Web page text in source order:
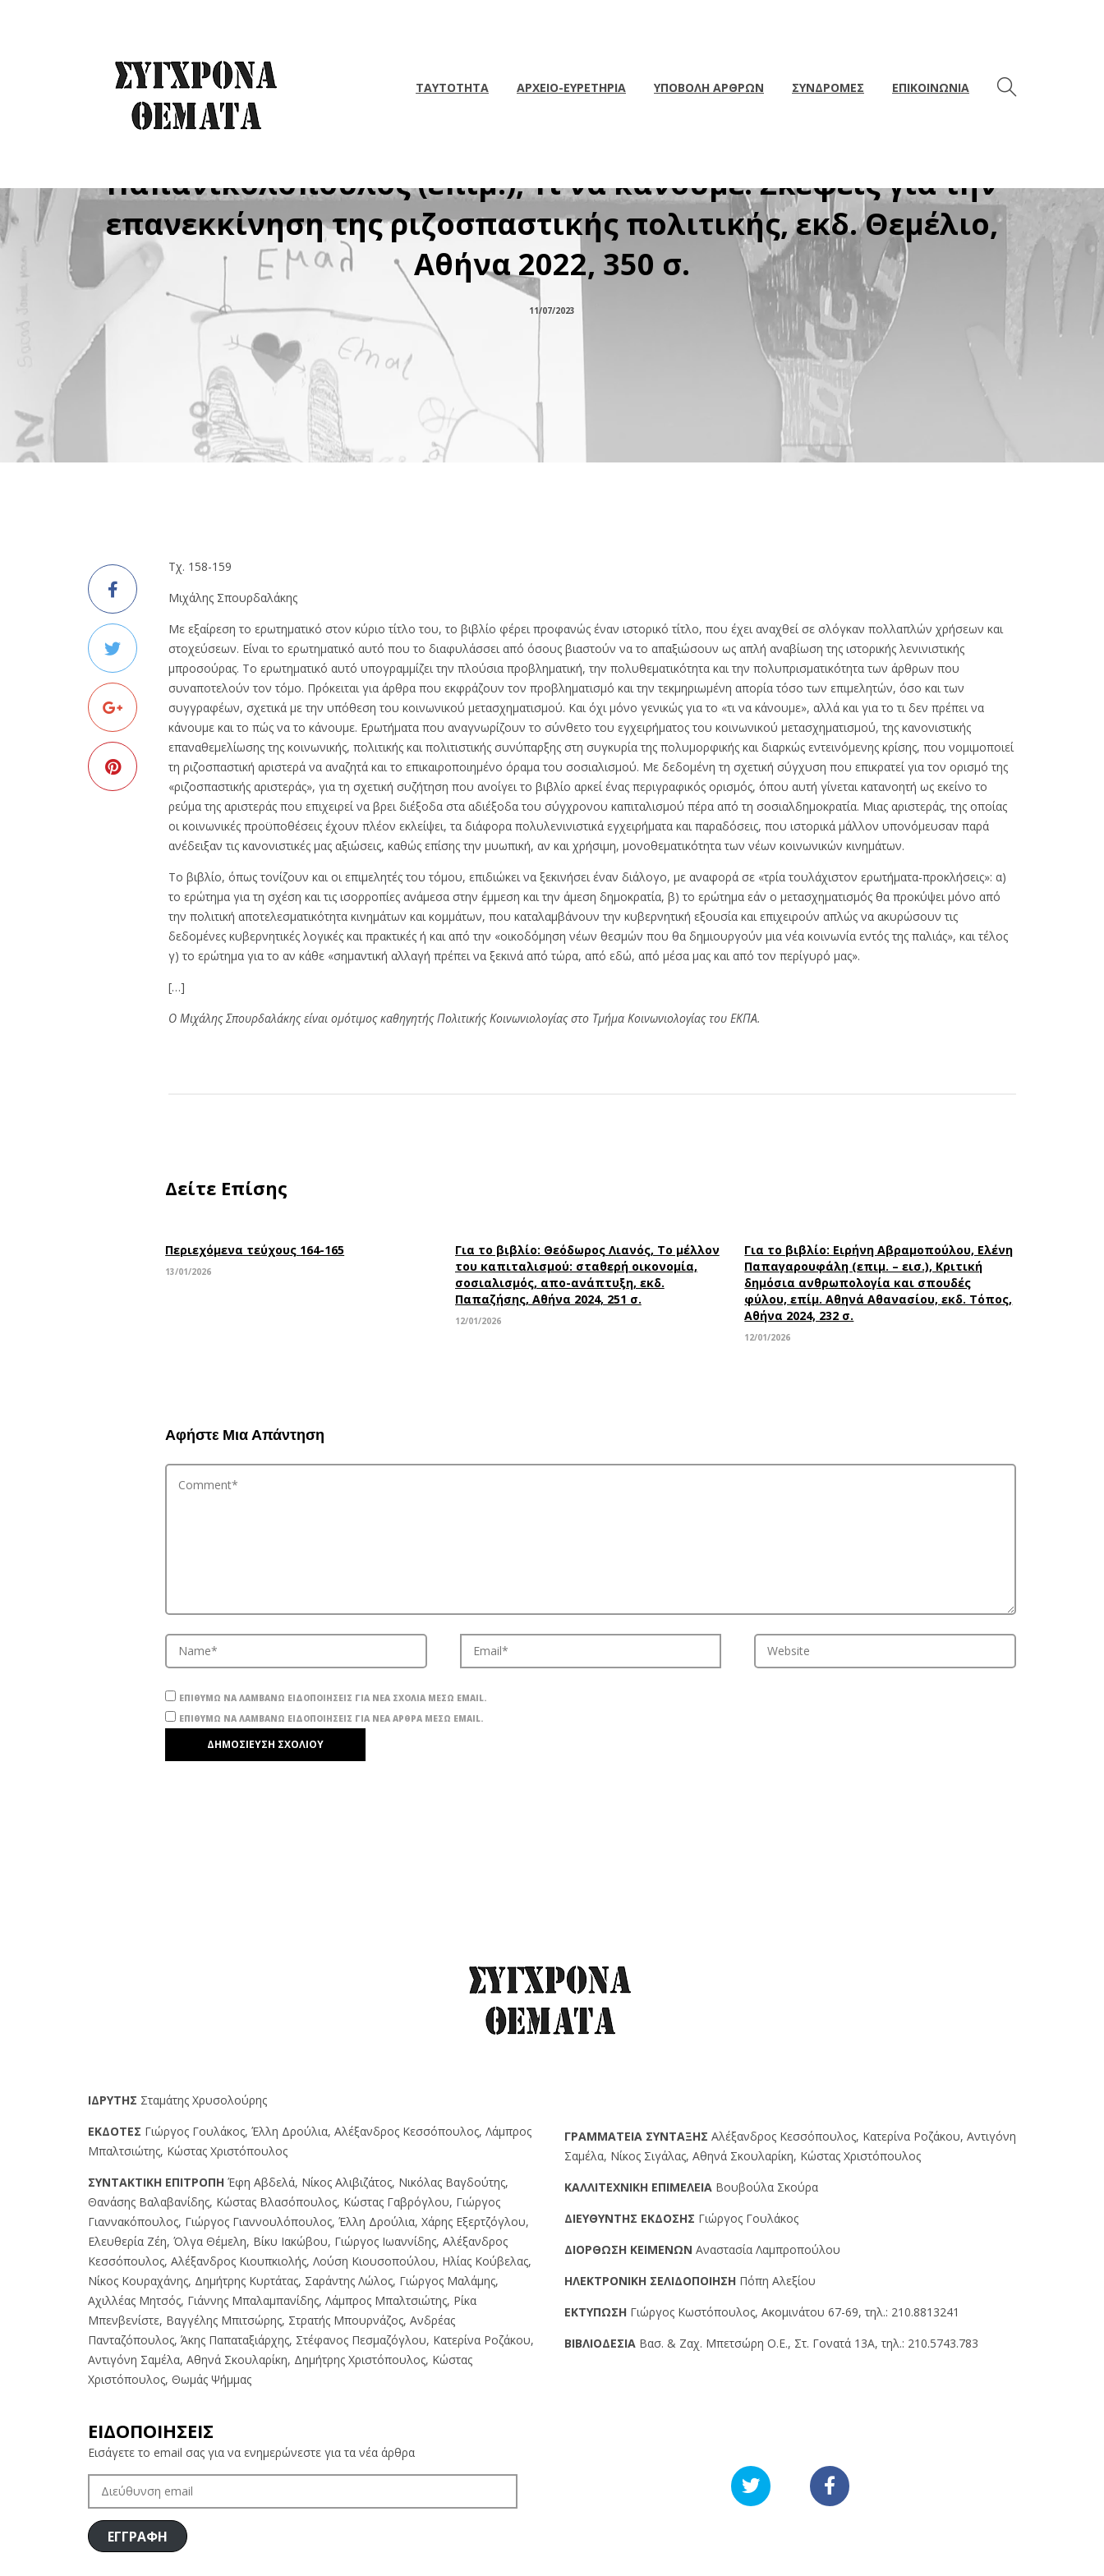
ΤΑΥΤΟΤΗΤΑ ΑΡΧΕΙΟ-ΕΥΡΕΤΗΡΙΑ ΥΠΟΒΟΛΗ ΑΡΘΡΩΝ ΣΥΝΔΡΟΜΕΣ ΕΠΙΚΟΙΝΩΝΙΑ
Για το βιβλίο: Κώστας Γαλανόπουλος & Δημήτρης
Παπανικολόπουλος (επιμ.), Τι να κάνουμε. Σκέψεις για την
επανεκκίνηση της ριζοσπαστικής πολιτικής, εκδ. Θεμέλιο,
Αθήνα 2022, 350 σ.
11/07/2023
Τχ. 158-159
Μιχάλης Σπουρδαλάκης
Με εξαίρεση το ερωτηματικό στον κύριο τίτλο του, το βιβλίο φέρει προφανώς έναν ιστορικό τίτλο, που έχει αναχθεί σε σλόγκαν πολλαπλών χρήσεων και
στοχεύσεων. Είναι το ερωτηματικό αυτό που το διαφυλάσσει από όσους βιαστούν να το απαξιώσουν ως απλή αναβίωση της ιστορικής λενινιστικής
μπροσούρας. Το ερωτηματικό αυτό υπογραμμίζει την πλούσια προβληματική, την πολυθεματικότητα και την πολυπρισματικότητα των άρθρων που
συναποτελούν τον τόμο. Πρόκειται για άρθρα που εκφράζουν τον προβληματισμό και την τεκμηριωμένη απορία τόσο των επιμελητών, όσο και των
συγγραφέων, σχετικά με την υπόθεση του κοινωνικού μετασχηματισμού. Και όχι μόνο γενικώς για το «τι να κάνουμε», αλλά και για το τι δεν πρέπει να
κάνουμε και το πώς να το κάνουμε. Ερωτήματα που αναγνωρίζουν το σύνθετο του εγχειρήματος του κοινωνικού μετασχηματισμού, της κανονιστικής
επαναθεμελίωσης της κοινωνικής, πολιτικής και πολιτιστικής συνύπαρξης στη συγκυρία της πολυμορφικής και διαρκώς εντεινόμενης κρίσης, που νομιμοποιεί
τη ριζοσπαστική αριστερά να αναζητά και το επικαιροποιημένο όραμα του σοσιαλισμού. Με δεδομένη τη σχετική σύγχυση που επικρατεί για τον ορισμό της
«ριζοσπαστικής αριστεράς», για τη σχετική συζήτηση που ανοίγει το βιβλίο αρκεί ένας περιγραφικός ορισμός, όπου αυτή γίνεται κατανοητή ως εκείνο το
ρεύμα της αριστεράς που επιχειρεί να βρει διέξοδα στα αδιέξοδα του σύγχρονου καπιταλισμού πέρα από τη σοσιαλδημοκρατία. Μιας αριστεράς, της οποίας
οι κοινωνικές προϋποθέσεις έχουν πλέον εκλείψει, τα διάφορα πολυλενινιστικά εγχειρήματα και παραδόσεις, που ιστορικά μάλλον υπονόμευσαν παρά
ανέδειξαν τις κανονιστικές μας αξιώσεις, καθώς επίσης την μυωπική, αν και χρήσιμη, μονοθεματικότητα των νέων κοινωνικών κινημάτων.
Το βιβλίο, όπως τονίζουν και οι επιμελητές του τόμου, επιδιώκει να ξεκινήσει έναν διάλογο, με αναφορά σε «τρία τουλάχιστον ερωτήματα-προκλήσεις»: α)
το ερώτημα για τη σχέση και τις ισορροπίες ανάμεσα στην έμμεση και την άμεση δημοκρατία, β) το ερώτημα εάν ο μετασχηματισμός θα προκύψει μόνο από
την πολιτική αποτελεσματικότητα κινημάτων και κομμάτων, που καταλαμβάνουν την κυβερνητική εξουσία και επιχειρούν απλώς να ακυρώσουν τις
δεδομένες κυβερνητικές λογικές και πρακτικές ή και από την «οικοδόμηση νέων θεσμών που θα δημιουργούν μια νέα κοινωνία εντός της παλιάς», και τέλος
γ) το ερώτημα για το αν κάθε «σημαντική αλλαγή πρέπει να ξεκινά από τώρα, από εδώ, από μέσα μας και από τον περίγυρό μας».
[…]
Ο Μιχάλης Σπουρδαλάκης είναι ομότιμος καθηγητής Πολιτικής Κοινωνιολογίας στο Τμήμα Κοινωνιολογίας του ΕΚΠΑ.
Δείτε Επίσης
Περιεχόμενα τεύχους 164-165
13/01/2026
Για το βιβλίο: Θεόδωρος Λιανός, Το μέλλον
του καπιταλισμού: σταθερή οικονομία,
σοσιαλισμός, απο-ανάπτυξη, εκδ.
Παπαζήσης, Αθήνα 2024, 251 σ.
12/01/2026
Για το βιβλίο: Ειρήνη Αβραμοπούλου, Ελένη
Παπαγαρουφάλη (επιμ. – εισ.), Κριτική
δημόσια ανθρωπολογία και σπουδές
φύλου, επίμ. Αθηνά Αθανασίου, εκδ. Τόπος,
Αθήνα 2024, 232 σ.
12/01/2026
Αφήστε Μια Απάντηση
ΕΠΙΘΥΜΏ ΝΑ ΛΑΜΒΆΝΩ ΕΙΔΟΠΟΙΉΣΕΙΣ ΓΙΑ ΝΈΑ ΣΧΌΛΙΑ ΜΈΣΩ EMAIL.
ΕΠΙΘΥΜΏ ΝΑ ΛΑΜΒΆΝΩ ΕΙΔΟΠΟΙΉΣΕΙΣ ΓΙΑ ΝΈΑ ΆΡΘΡΑ ΜΈΣΩ EMAIL.
IΔPYTHΣ Σταμάτης Χρυσολούρης
EKΔOTEΣ Γιώργος Γουλάκος, Έλλη Δρούλια, Αλέξανδρος Κεσσόπουλος, Λάμπρος
Μπαλτσιώτης, Κώστας Χριστόπουλος
ΣYNTAKTIKH EΠITPOΠH Έφη Αβδελά, Νίκος Αλιβιζάτος, Νικόλας Βαγδούτης,
Θανάσης Βαλαβανίδης, Κώστας Βλασόπουλος, Κώστας Γαβρόγλου, Γιώργος
Γιαννακόπουλος, Γιώργος Γιαννουλόπουλος, Έλλη Δρούλια, Χάρης Εξερτζόγλου,
Ελευθερία Ζέη, Όλγα Θέμελη, Βίκυ Ιακώβου, Γιώργος Ιωαννίδης, Αλέξανδρος
Κεσσόπουλος, Αλέξανδρος Κιουπκιολής, Λούση Κιουσοπούλου, Ηλίας Κούβελας,
Νίκος Κουραχάνης, Δημήτρης Κυρτάτας, Σαράντης Λώλος, Γιώργος Μαλάμης,
Αχιλλέας Μητσός, Γιάννης Μπαλαμπανίδης, Λάμπρος Μπαλτσιώτης, Ρίκα
Μπενβενίστε, Βαγγέλης Μπιτσώρης, Στρατής Μπουρνάζος, Ανδρέας
Πανταζόπουλος, Άκης Παπαταξιάρχης, Στέφανος Πεσμαζόγλου, Κατερίνα Ροζάκου,
Αντιγόνη Σαμέλα, Αθηνά Σκουλαρίκη, Δημήτρης Χριστόπουλος, Κώστας
Χριστόπουλος, Θωμάς Ψήμμας
ΓPAMMATEIA ΣYNTAΞHΣ Αλέξανδρος Κεσσόπουλος, Κατερίνα Ροζάκου, Αντιγόνη
Σαμέλα, Νίκος Σιγάλας, Αθηνά Σκουλαρίκη, Κώστας Χριστόπουλος
KAΛΛITEXNIKH EΠIMEΛEIA Βουβούλα Σκούρα
ΔIEYΘYNTHΣ EKΔOΣHΣ Γιώργος Γουλάκος
ΔIOPΘΩΣH KEIMENΩN Αναστασία Λαμπροπούλου
HΛEKTPONIKH ΣEΛIΔOΠOIHΣH Πόπη Αλεξίου
EKTYΠΩΣH Γιώργος Kωστόπουλος, Aκομινάτου 67-69, τηλ.: 210.8813241
BIBΛIOΔEΣIA Βασ. & Ζαχ. Μπετσώρη O.Ε., Στ. Γονατά 13A, τηλ.: 210.5743.783
ΕΙΔΟΠΟΙΗΣΕΙΣ
Εισάγετε το email σας για να ενημερώνεστε για τα νέα άρθρα
ΔΙΕΎΘΥΝΣΗ
ΕΓΓΡΑΦΗ